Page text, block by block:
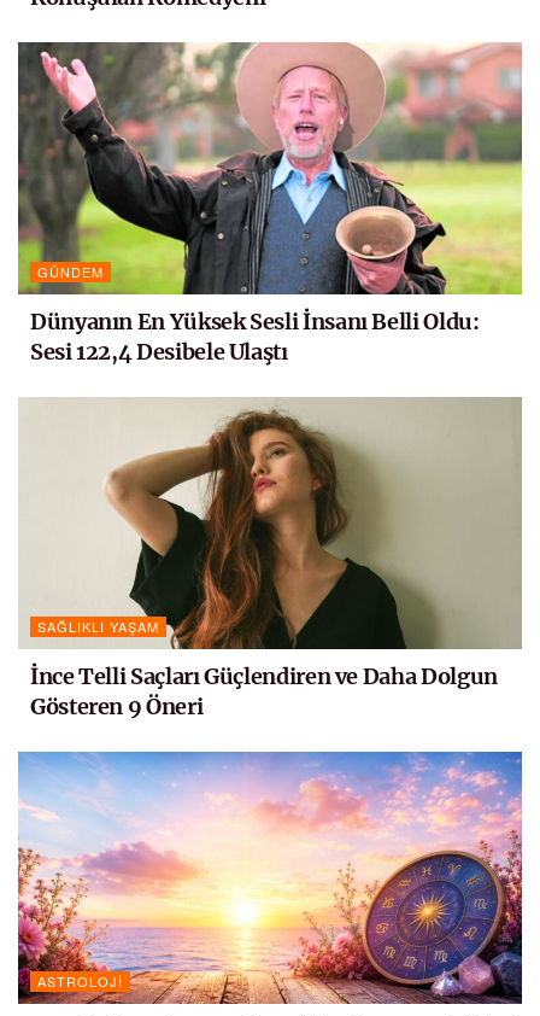
GÜNDEM
Dünyanın En Yüksek Sesli İnsanı Belli Oldu:
Sesi 122,4 Desibele Ulaştı
SAĞLIKLI YAŞAM
İnce Telli Saçları Güçlendiren ve Daha Dolgun
Gösteren 9 Öneri
ASTROLOJI